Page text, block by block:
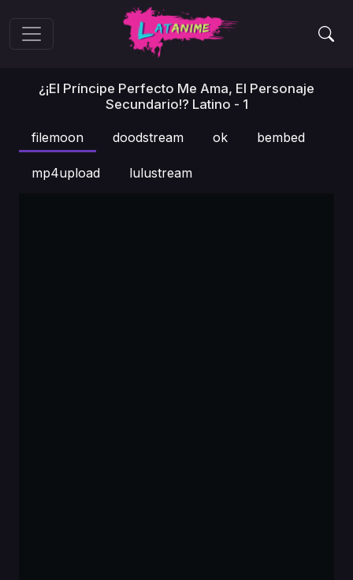
¿¡El Príncipe Perfecto Me Ama, El Personaje
Secundario!? Latino - 1
filemoon doodstream ok bembed
mp4upload lulustream